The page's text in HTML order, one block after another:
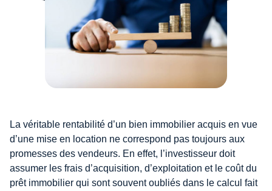
La véritable rentabilité d’un bien immobilier acquis en vue
d’une mise en location ne correspond pas toujours aux
promesses des vendeurs. En effet, l’investisseur doit
assumer les frais d’acquisition, d’exploitation et le coût du
prêt immobilier qui sont souvent oubliés dans le calcul fait